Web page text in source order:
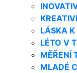
LÁSKA
LÉTO V
MĚŘENÍ
MLADÉ